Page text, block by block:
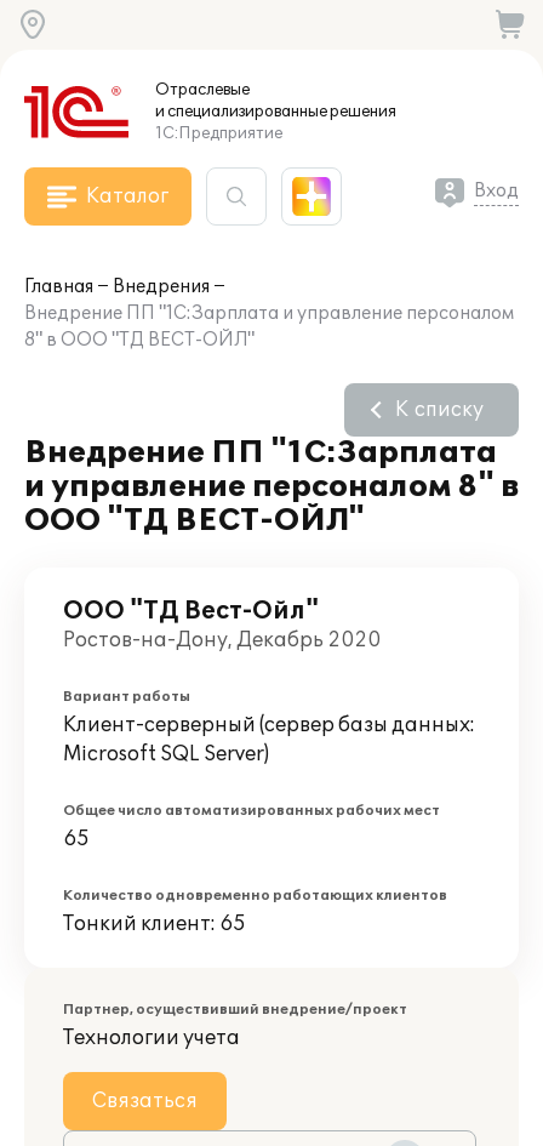
Отраслевые
и специализированныерешения
1С:Предприятие
Каталог Вход
Главная
Внедрения
Внедрение ПП "1С:Зарплата и управление персоналом
8" в ООО "ТД ВЕСТ-ОЙЛ"
Внедрение ПП "1С:Зарплата
и управление персоналом 8" в
ООО "ТД ВЕСТ-ОЙЛ"
К списку
ООО "ТД Вест-Ойл"
Ростов-на-Дону, Декабрь 2020
Вариант работы
Клиент-серверный (сервер базы данных:
Microsoft SQL Server)
Общее число автоматизированных рабочих мест
65
Количество одновременно работающих клиентов
Тонкий клиент: 65
Партнер, осуществивший внедрение/проект
Технологии учета
Связаться